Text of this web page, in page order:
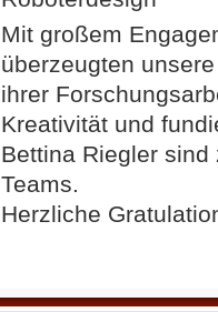
Mit großem
überzeugten
ihrer
Kreativität und
Bettina Riegler
Teams.
Herzliche